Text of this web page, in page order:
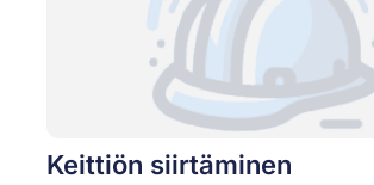
Keittiön siirtäminen